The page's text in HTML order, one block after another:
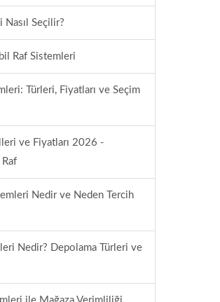
Nasıl Seçilir?
Raf Sistemleri
Türleri, Fiyatları ve Seçim
ve Fiyatları 2026 -
Nedir ve Neden Tercih
Nedir? Depolama Türleri ve